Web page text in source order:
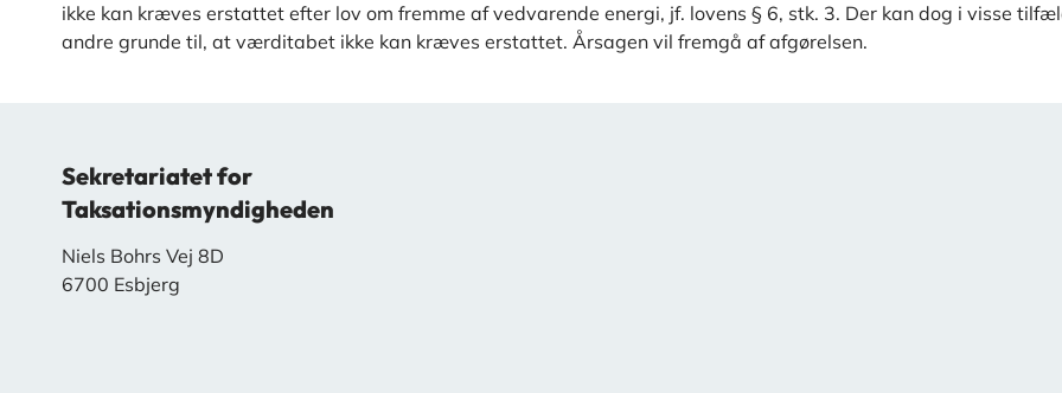
ikke kan kræves erstattet efter lov om fremme af vedvarende energi, jf. lovens § 6, stk. 3. Der kan dog i visse
andre grunde til, at værditabet ikke kan kræves erstattet. Årsagen vil fremgå af afgørelsen.
Sekretariatet for
Taksationsmyndigheden
Niels Bohrs Vej 8D
6700 Esbjerg